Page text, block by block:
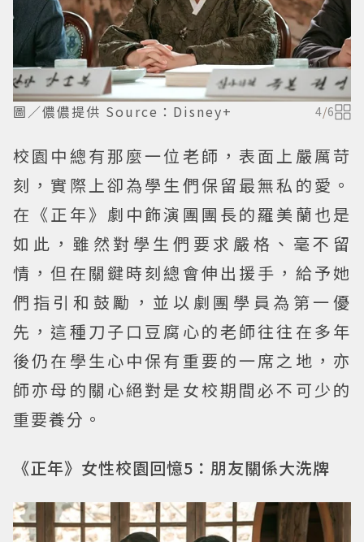
圖／儂儂提供 Source：Disney+ 4/6
校園中總有那麼一位老師，表面上嚴厲苛
刻，實際上卻為學生們保留最無私的愛。
在《正年》劇中飾演團團長的羅美蘭也是
如此，雖然對學生們要求嚴格、毫不留
情，但在關鍵時刻總會伸出援手，給予她
們指引和鼓勵，並以劇團學員為第一優
先，這種刀子口豆腐心的老師往往在多年
後仍在學生心中保有重要的一席之地，亦
師亦母的關心絕對是女校期間必不可少的
重要養分。
《正年》女性校園回憶5：朋友關係大洗牌